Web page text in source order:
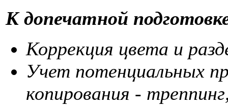
К допечатной
Коррекция цвета и
Учет потенциальных
копирования -